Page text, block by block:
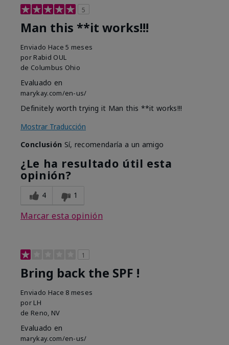
5
Man this **it works!!!
Enviado Hace 5 meses
por Rabid OUL
de Columbus Ohio
Evaluado en
marykay.com/en-us/
Definitely worth trying it Man this **it works!!!
Mostrar Traducción
Conclusión Sí, recomendaría a un amigo
¿Le ha resultado útil esta
opinión?
4 1
Marcar esta opinión
1
Bring back the SPF !
Enviado Hace 8 meses
por LH
de Reno, NV
Evaluado en
marykay.com/en-us/